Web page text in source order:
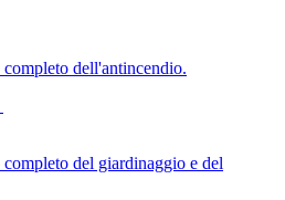
dell'antincendio.
del giardinaggio e del